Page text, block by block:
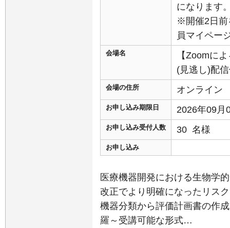
になります
※開催2日前
員マイペー
会場名
【Zoomに
(見逃し)配
会場の住所 オンライン
お申し込み期限日 2026年09月
お申し込み受付人数 30 名様
お申し込み
医療機器開発における生物学
改正でより明確になったリス
機器分類から評価計画書の作
羅～受講可能な形式…